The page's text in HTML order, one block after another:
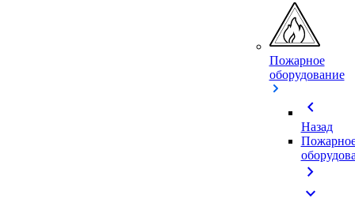
Пожарное
оборудование
chevron_left
Назад
chevron_right
expand_more